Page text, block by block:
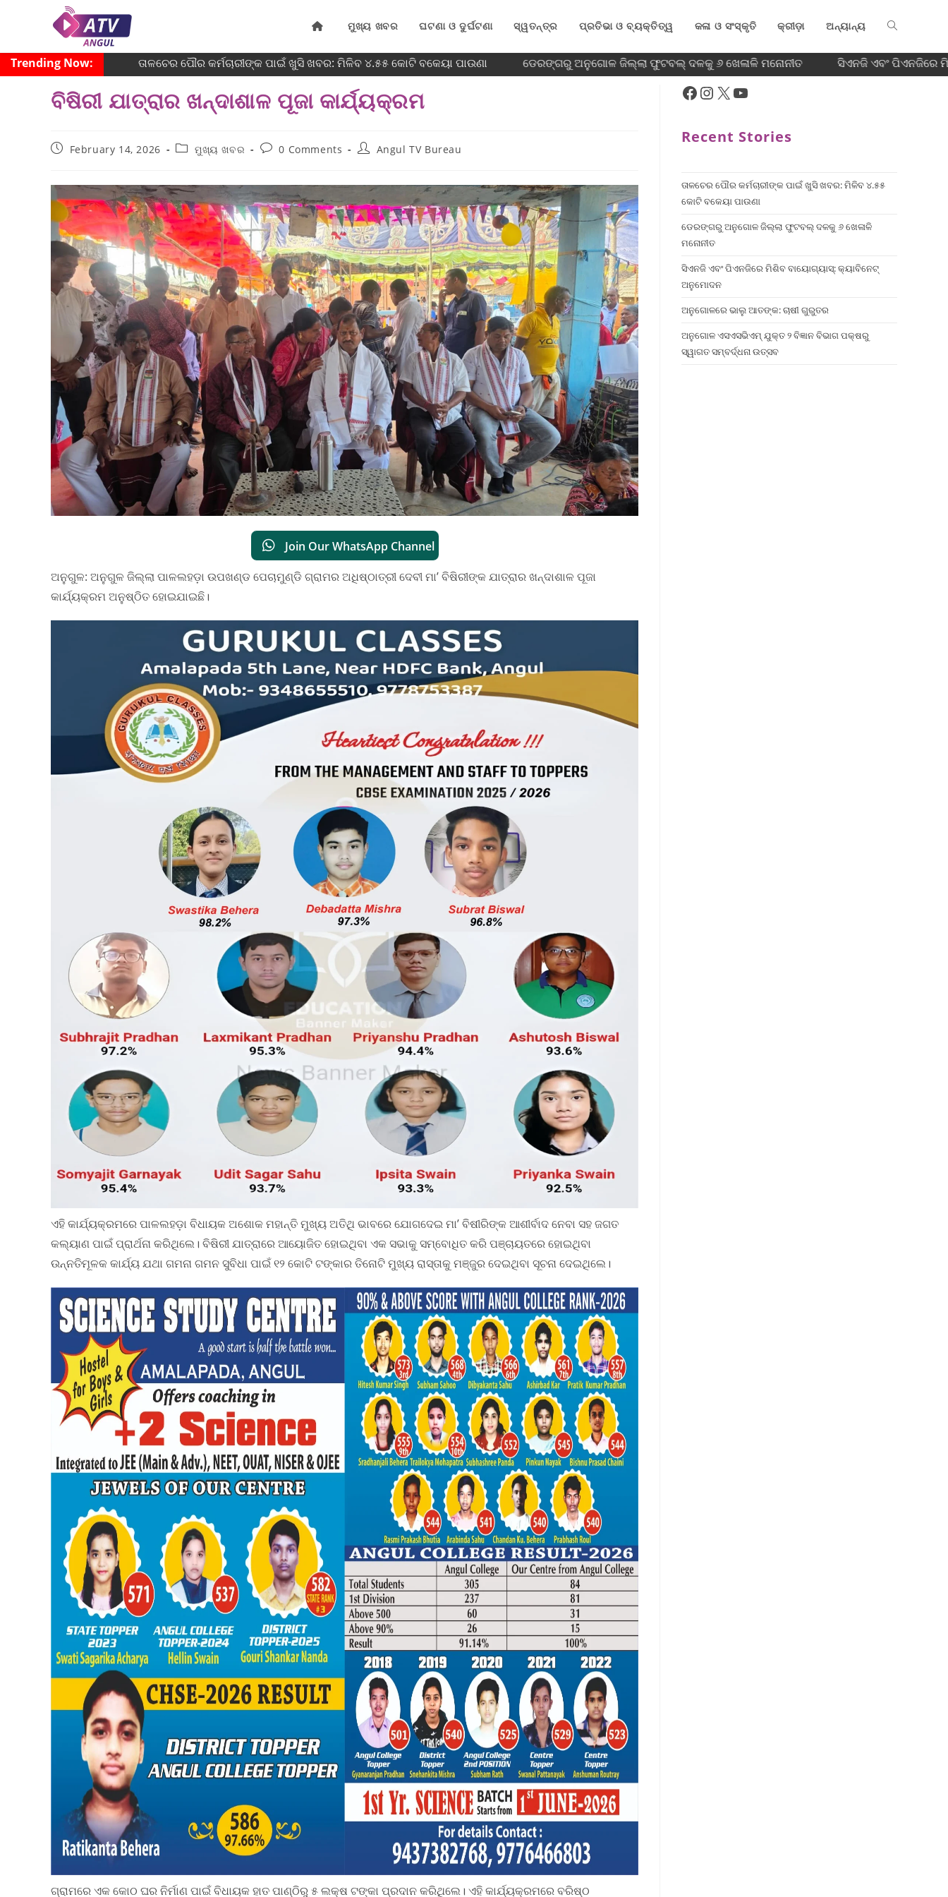
ମୁଖ୍ୟ ଖବର ଘଟଣା ଓ ଦୁର୍ଘଟଣା ସ୍ୱତନ୍ତ୍ର ପ୍ରତିଭା ଓ ବ୍ୟକ୍ତିତ୍ୱ କଳା ଓ ସଂସ୍କୃତି କ୍ରୀଡ଼ା ଅନ୍ୟାନ୍ୟ
Trending Now: ତାଳଚେର ପୌର କର୍ମଚାରୀଙ୍କ ପାଇଁ ଖୁସି ଖବର: ମିଳିବ ୪.୫୫ କୋଟି ବକେୟା ପାଉଣା ଡେରଙ୍ଗରୁ ଅନୁଗୋଳ ଜିଲ୍ଲା ଫୁଟବଲ୍ ଦଳକୁ ୬ ଖେଳାଳି ମନୋନୀତ ସିଏନଜି ଏବଂ ପିଏନଜିରେ
ବିଷିରୀ ଯାତ୍ରାର ଖନ୍ଦାଶାଳ ପୂଜା କାର୍ଯ୍ୟକ୍ରମ
February 14, 2026 ମୁଖ୍ୟ ଖବର 0 Comments Angul TV Bureau
Join Our WhatsApp Channel
ଅନୁଗୁଳ: ଅନୁଗୁଳ ଜିଲ୍ଲା ପାଳଲହଡ଼ା ଉପଖଣ୍ଡ ପେଚାମୁଣ୍ଡି ଗ୍ରାମର ଅଧିଷ୍ଠାତ୍ରୀ ଦେବୀ ମା’ ବିଷିରୀଙ୍କ ଯାତ୍ରାର ଖନ୍ଦାଶାଳ ପୂଜା
କାର୍ଯ୍ୟକ୍ରମ ଅନୁଷ୍ଠିତ ହୋଇଯାଇଛି।
ଏହି କାର୍ଯ୍ୟକ୍ରମରେ ପାଳଲହଡ଼ା ବିଧାୟକ ଅଶୋକ ମହାନ୍ତି ମୁଖ୍ୟ ଅତିଥି ଭାବରେ ଯୋଗଦେଇ ମା’ ବିଷୀରିଙ୍କ ଆଶୀର୍ବାଦ ନେବା ସହ ଜଗତ
କଲ୍ୟାଣ ପାଇଁ ପ୍ରାର୍ଥନା କରିଥିଲେ। ବିଷିରୀ ଯାତ୍ରାରେ ଆୟୋଜିତ ହୋଇଥିବା ଏକ ସଭାକୁ ସମ୍ବୋଧିତ କରି ପଞ୍ଚାୟତରେ ହୋଇଥିବା
ଉନ୍ନତିମୂଳକ କାର୍ଯ୍ୟ ଯଥା ଗମନା ଗମନ ସୁବିଧା ପାଇଁ ୧୨ କୋଟି ଟଙ୍କାର ତିନୋଟି ମୁଖ୍ୟ ରାସ୍ତାକୁ ମଞ୍ଜୁର ଦେଇଥିବା ସୂଚନା ଦେଇଥିଲେ।
ଗ୍ରାମରେ ଏକ କୋଠ ଘର ନିର୍ମାଣ ପାଇଁ ବିଧାୟକ ହାତ ପାଣ୍ଠିରୁ ୫ ଲକ୍ଷ ଟଙ୍କା ପ୍ରଦାନ କରିଥିଲେ। ଏହି କାର୍ଯ୍ୟକ୍ରମରେ ବରିଷ୍ଠ
Recent Stories
ତାଳଚେର ପୌର କର୍ମଚାରୀଙ୍କ ପାଇଁ ଖୁସି ଖବର: ମିଳିବ ୪.୫୫
କୋଟି ବକେୟା ପାଉଣା
ଡେରଙ୍ଗରୁ ଅନୁଗୋଳ ଜିଲ୍ଲା ଫୁଟବଲ୍ ଦଳକୁ ୬ ଖେଳାଳି
ମନୋନୀତ
ସିଏନଜି ଏବଂ ପିଏନଜିରେ ମିଶିବ ବାୟୋଗ୍ୟାସ୍: କ୍ୟାବିନେଟ୍
ଅନୁମୋଦନ
ଅନୁଗୋଳରେ ଭାଲୁ ଆତଙ୍କ: ଚାଷୀ ଗୁରୁତର
ଅନୁଗୋଳ ଏସଏସଭିଏମ୍ ଯୁକ୍ତ ୨ ବିଜ୍ଞାନ ବିଭାଗ ପକ୍ଷରୁ
ସ୍ୱାଗତ ସମ୍ବର୍ଦ୍ଧନା ଉତ୍ସବ